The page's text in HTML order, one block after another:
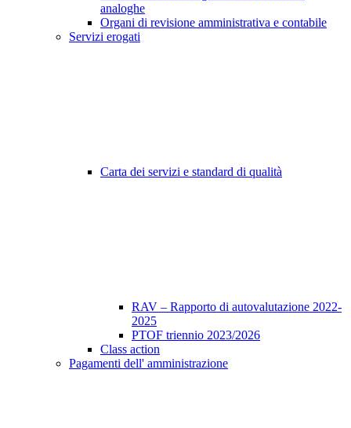
analoghe
Organi di revisione amministrativa e contabile
Servizi erogati
Carta dei servizi e standard di qualità
RAV – Rapporto di autovalutazione 2022-
2025
PTOF triennio 2023/2026
Class action
Pagamenti dell' amministrazione